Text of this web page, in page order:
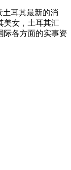
土耳其最新的消
美女，土耳其汇
际各方面的实事资